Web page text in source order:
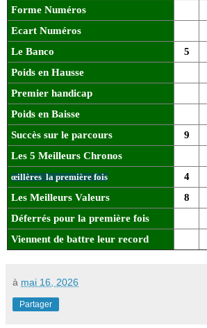
Forme Numéros
Ecart Numéros
Le Banco
5
Poids en Hausse
Premier handicap
Poids en Baisse
Succès sur le parcours
9
Les 5 Meilleurs Chronos
œillères la première fois
4
Les Meilleurs Valeurs
8
Déferrés pour la première fois
Viennent de battre leur record
à mai 16, 2026
Partager